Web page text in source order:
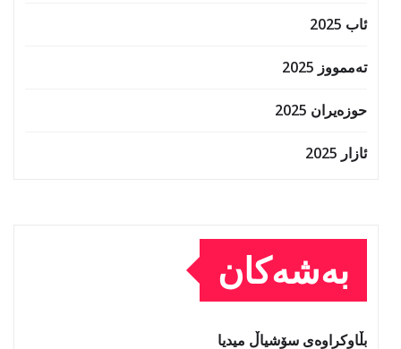
ئاب 2025
تەممووز 2025
حوزه‌یران 2025
ئازار 2025
بەشەکان
بڵاوکراوەی سۆشیاڵ میدیا